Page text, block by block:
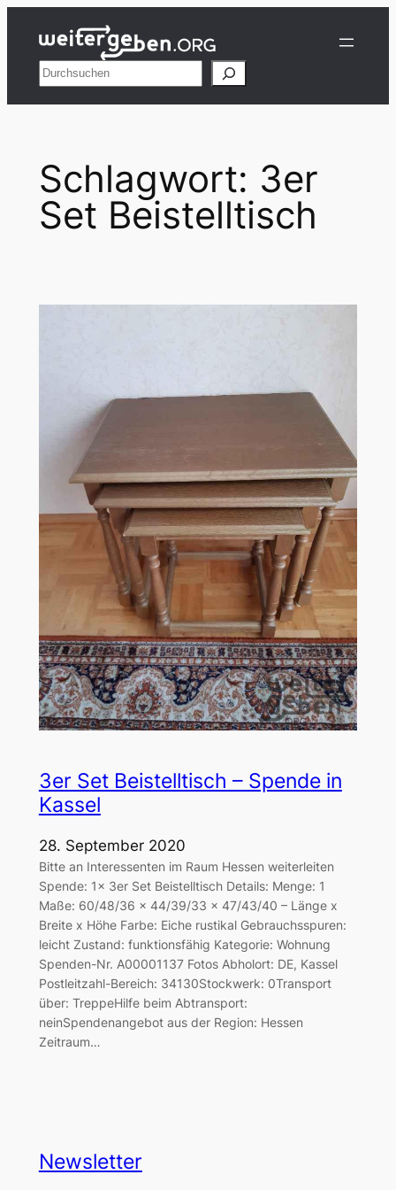
Inhalt
springenSuchen
Schlagwort: 3er
Set Beistelltisch
3er Set Beistelltisch – Spende in
Kassel
28. September 2020
Bitte an Interessenten im Raum Hessen weiterleiten
Spende: 1x 3er Set Beistelltisch Details: Menge: 1
Maße: 60/48/36 x 44/39/33 x 47/43/40 – Länge x
Breite x Höhe Farbe: Eiche rustikal Gebrauchsspuren:
leicht Zustand: funktionsfähig Kategorie: Wohnung
Spenden-Nr. A00001137 Fotos Abholort: DE, Kassel
Postleitzahl-Bereich: 34130Stockwerk: 0Transport
über: TreppeHilfe beim Abtransport:
neinSpendenangebot aus der Region: Hessen
Zeitraum…
Newsletter